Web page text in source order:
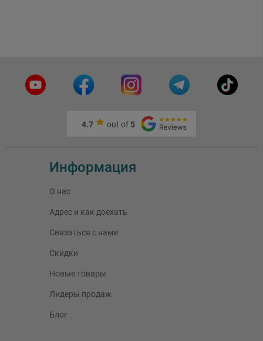
4.7 out of 5
Информация
О нас
Адрес и как доехать
Связаться с нами
Скидки
Новые товары
Лидеры продаж
Блог